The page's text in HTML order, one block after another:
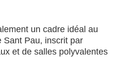
un cadre idéal au
Sant Pau, inscrit par
et de salles polyvalentes